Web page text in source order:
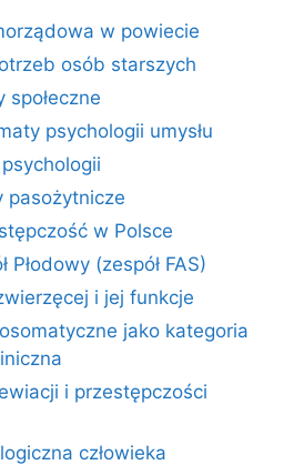
w powiecie
osób starszych
społeczne
psychologii umysłu
pasożytnicze
w Polsce
Płodowy (zespół FAS)
i jej funkcje
jako kategoria
i przestępczości
człowieka